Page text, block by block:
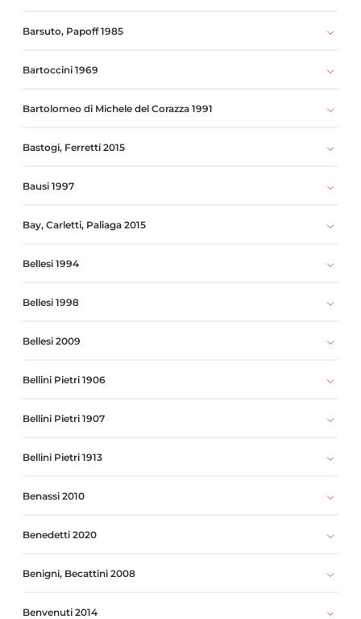
Barsuto, Papoff 1985
Bartoccini 1969
Bartolomeo di Michele del Corazza 1991
Bastogi, Ferretti 2015
Bausi 1997
Bay, Carletti, Paliaga 2015
Bellesi 1994
Bellesi 1998
Bellesi 2009
Bellini Pietri 1906
Bellini Pietri 1907
Bellini Pietri 1913
Benassi 2010
Benedetti 2020
Benigni, Becattini 2008
Benvenuti 2014